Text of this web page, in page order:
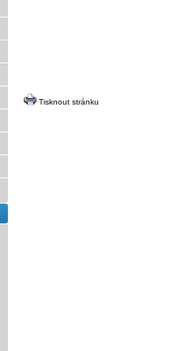
Tisknout stránku